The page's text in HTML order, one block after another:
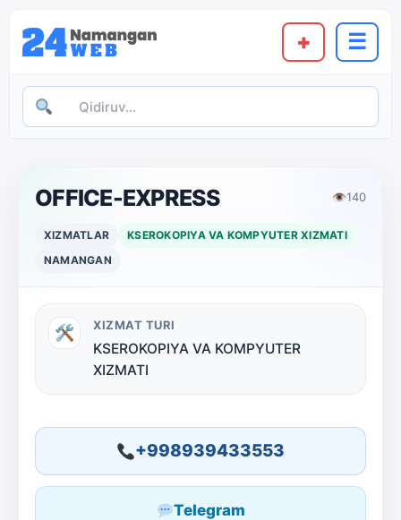
+ ☰
OFFICE-EXPRESS 👁140
XIZMATLAR
KSEROKOPIYA VA KOMPYUTER XIZMATI
NAMANGAN
🛠 XIZMAT TURI
KSEROKOPIYA VA KOMPYUTER
XIZMATI
+998939433553
Telegram